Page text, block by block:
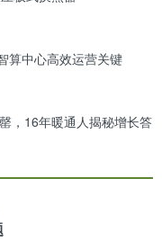
算中心高效运营关键
，16年暖通人揭秘增长答